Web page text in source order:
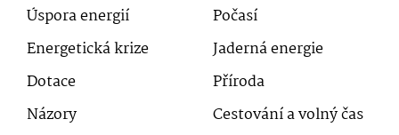
Úspora energií
Počasí
Energetická krize
Jaderná energie
Dotace
Příroda
Názory
Cestování a volný čas